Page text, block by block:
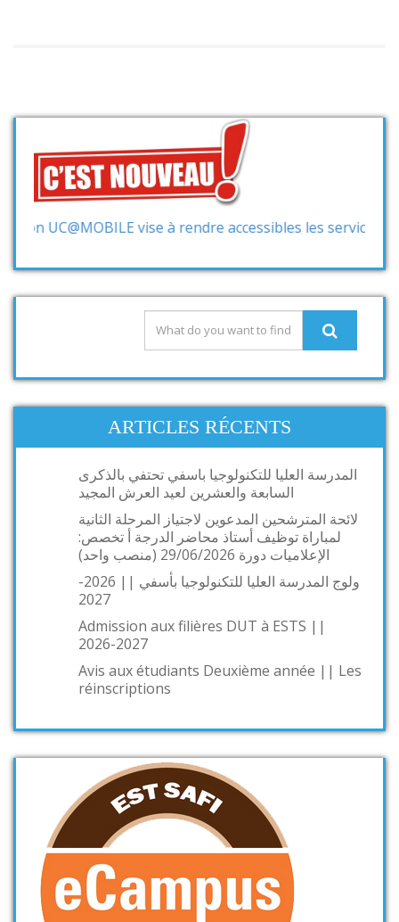
vise à rendre accessibles les services et les
ARTICLES RÉCENTS
المدرسة العليا للتكنولوجيا باسفي تحتفي بالذكرى
السابعة والعشرين لعيد العرش المجيد
لائحة المترشحين المدعوين لاجتياز المرحلة الثانية
لمباراة توظيف أستاذ محاضر الدرجة أ تخصص:
الإعلاميات دورة 29/06/2026 (منصب واحد)
ولوج المدرسة العليا للتكنولوجيا بأسفي || 2026-
2027
Admission aux filières DUT à ESTS ||
2026-2027
Avis aux étudiants Deuxième année || Les
réinscriptions